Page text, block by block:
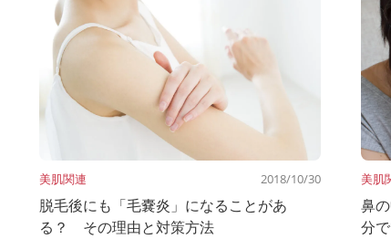
美肌関連 2018/10/30
脱毛後にも「毛嚢炎」になることがあ
る？ その理由と対策方法
美肌
鼻
分